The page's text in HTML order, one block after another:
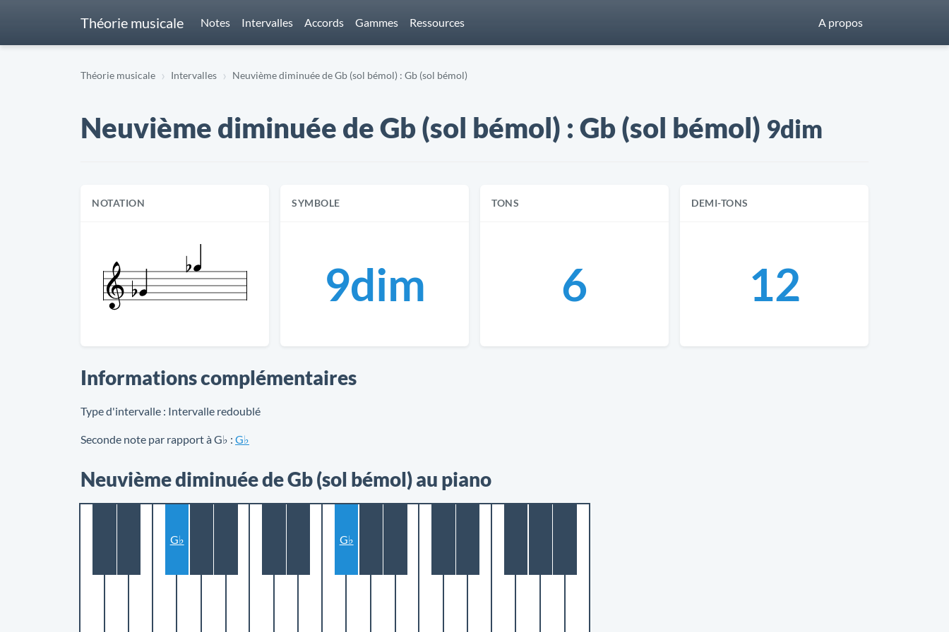
Théorie musicale Notes Intervalles Accords Gammes Ressources A propos
Théorie musicale Intervalles Neuvième diminuée de Gb (sol bémol) : Gb (sol bémol)
Neuvième diminuée de Gb (sol bémol) : Gb (sol bémol) 9dim
NOTATION SYMBOLE
9dim
TONS
6
DEMI-TONS
12
Informations complémentaires
Type d'intervalle : Intervalle redoublé
Seconde note par rapport à G♭ : G♭
Neuvième diminuée de Gb (sol bémol) au piano
G♭ G♭